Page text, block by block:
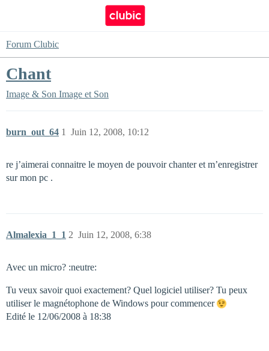
Forum Clubic
Chant
Image & Son Image et Son
burn_out_64 Juin 12, 2008, 10:12
1
re j’aimerai connaitre le moyen de pouvoir chanter et m’enregistrer
sur mon pc .
Almalexia_1_1 Juin 12, 2008, 6:38
2
Avec un micro? :neutre:
Tu veux savoir quoi exactement? Quel logiciel utiliser? Tu peux
utiliser le magnétophone de Windows pour commencer
Edité le 12/06/2008 à 18:38